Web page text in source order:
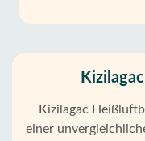
Kizilagac
einer